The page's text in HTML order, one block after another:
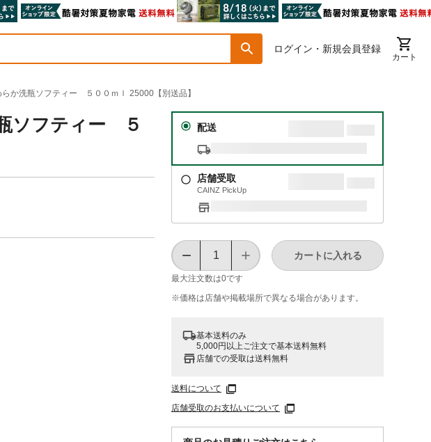
ログイン・新規会員登録
カート
か洗瓶ソフティー ５００ｍｌ 25000【別送品】
ソフティー ５
配送
店舗受取
CAINZ PickUp
最大注文数は0です
カートに入れる
※価格は​店舗や​掲載場所で​異なる​場合が​あります。
基本送料のみ
5,000円以上ご注文で基本送料無料
店舗での受取は送料無料
送料について
店舗受取のお支払いについて